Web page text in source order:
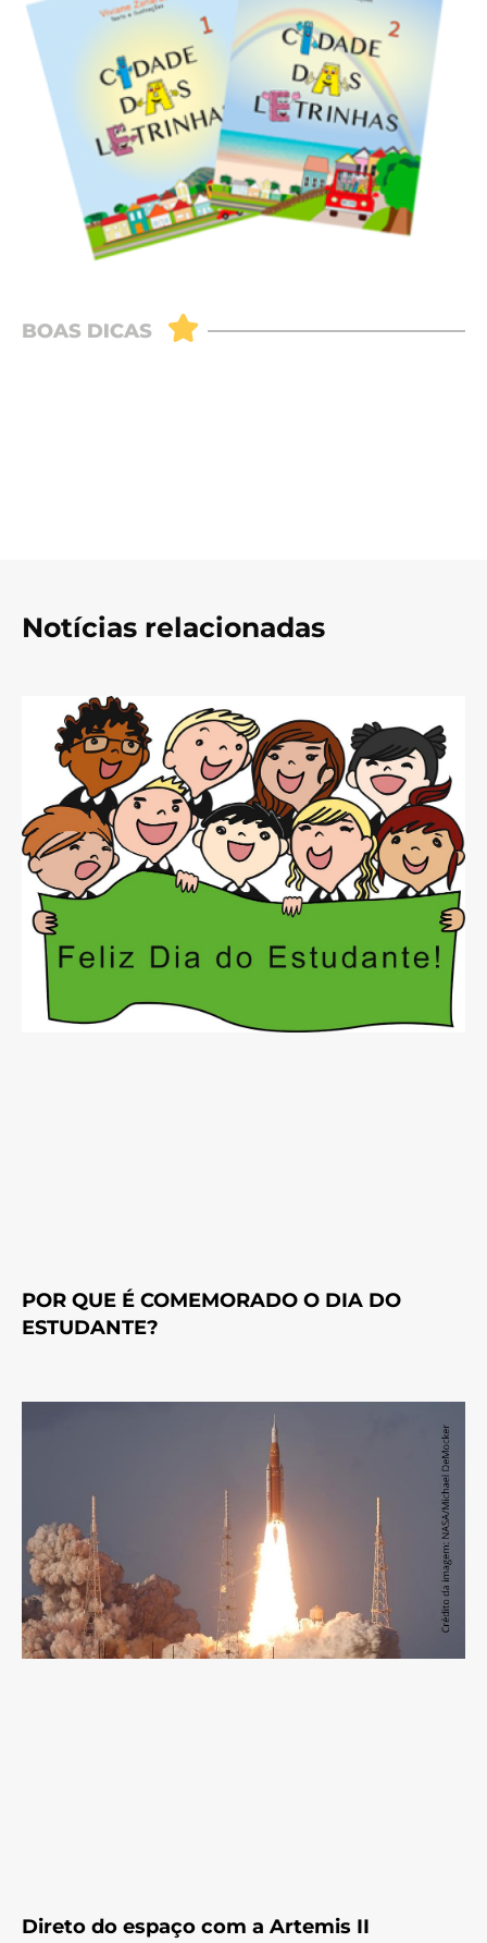
Notícias relacionadas
POR QUE É COMEMORADO O DIA DO
ESTUDANTE?
Direto do espaço com a Artemis II